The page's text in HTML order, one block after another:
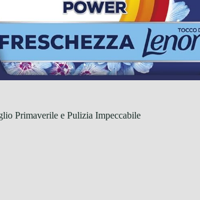
Primaverile e Pulizia Impeccabile